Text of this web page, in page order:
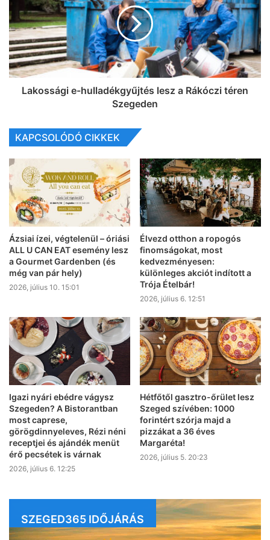
Lakossági e-hulladékgyűjtés lesz a Rákóczi téren
Szegeden
KAPCSOLÓDÓ CIKKEK
Ázsiai ízei, végtelenül – óriási
ALL U CAN EAT esemény lesz
a Gourmet Gardenben (és
még van pár hely)
2026, július 10. 15:01
Élvezd otthon a ropogós
finomságokat, most
kedvezményesen:
különleges akciót indított a
Trója Ételbár!
2026, július 6. 12:51
Igazi nyári ebédre vágysz
Szegeden? A Bistorantban
most caprese,
görögdinnyeleves, Rézi néni
receptjei és ajándék menüt
érő pecsétek is várnak
2026, július 6. 12:25
Hétfőtől gasztro-őrület lesz
Szeged szívében: 1000
forintért szórja majd a
pizzákat a 36 éves
Margaréta!
2026, július 5. 20:23
SZEGED365 IDŐJÁRÁS